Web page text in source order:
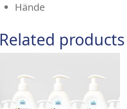
Hände
Related products